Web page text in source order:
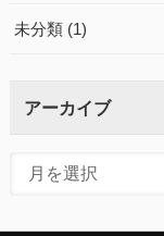
未分類 (1)
アーカイブ